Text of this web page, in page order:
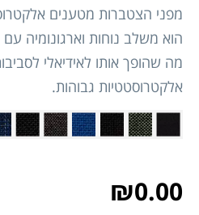
מפני הצטברות מטענים
מה שהופך אותו לאידיאלי
אלקטרוסטטיות גבוהות.
₪0.00